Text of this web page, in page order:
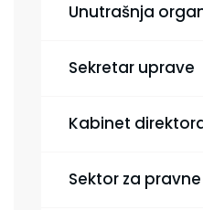
Unutrašnja
Sekretar uprave
Kabinet
Sektor za